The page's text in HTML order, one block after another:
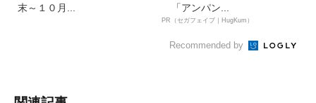
末～１０月...
「アンパン...
PR（セガフェイブ｜HugKum）
Recommended by